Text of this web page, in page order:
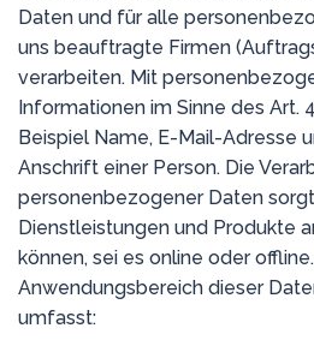
Daten und für alle
uns beauftragte Firmen
verarbeiten. Mit
Informationen im Sinne des Art.
Beispiel Name, E-Mail-Adresse
Anschrift einer Person. Die
personenbezogener Daten
Dienstleistungen und Produkte
können, sei es online oder
Anwendungsbereich dieser
umfasst: